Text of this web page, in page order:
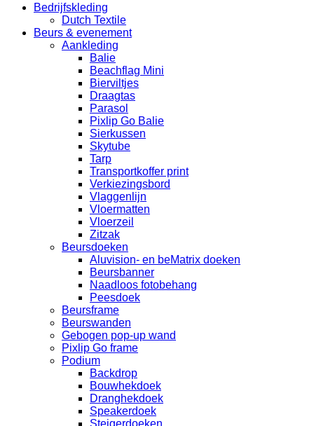
Bedrijfskleding
Dutch Textile
Beurs & evenement
Aankleding
Balie
Beachflag Mini
Bierviltjes
Draagtas
Parasol
Pixlip Go Balie
Sierkussen
Skytube
Tarp
Transportkoffer print
Verkiezingsbord
Vlaggenlijn
Vloermatten
Vloerzeil
Zitzak
Beursdoeken
Aluvision- en beMatrix doeken
Beursbanner
Naadloos fotobehang
Peesdoek
Beursframe
Beurswanden
Gebogen pop-up wand
Pixlip Go frame
Podium
Backdrop
Bouwhekdoek
Dranghekdoek
Speakerdoek
Steigerdoeken